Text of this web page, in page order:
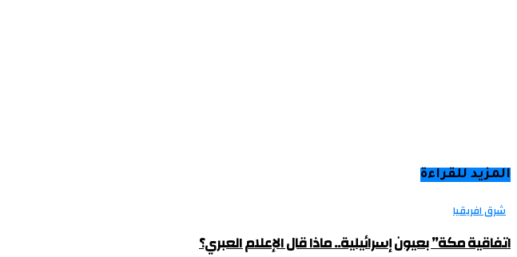
المزيد للقراءة
شرق افريقيا
اتفاقية مكة” بعيون إسرائيلية.. ماذا قال الإعلام العبري؟